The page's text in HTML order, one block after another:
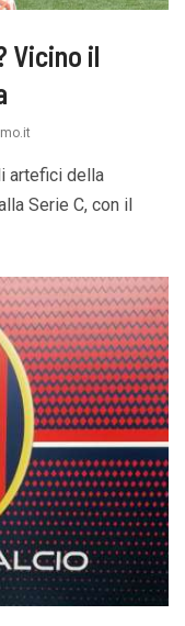
Vicino il
artefici della
Serie C, con il